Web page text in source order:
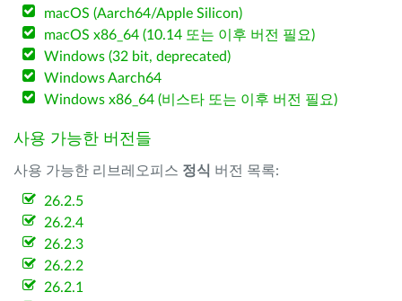
macOS (Aarch64/Apple Silicon)
macOS x86_64 (10.14 또는 이후 버전 필요)
Windows (32 bit, deprecated)
Windows Aarch64
Windows x86_64 (비스타 또는 이후 버전 필요)
사용 가능한 버전들
사용 가능한 리브레오피스 정식 버전 목록:
26.2.5
26.2.4
26.2.3
26.2.2
26.2.1